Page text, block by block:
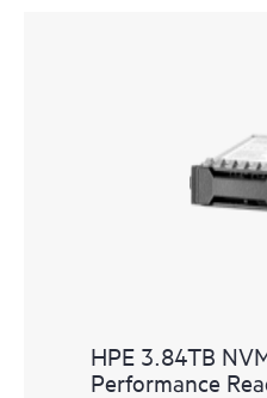
HPE 3.84TB
Performance